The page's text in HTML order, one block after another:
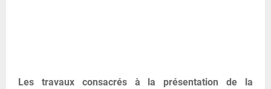
Les travaux consacrés à la présentation de la